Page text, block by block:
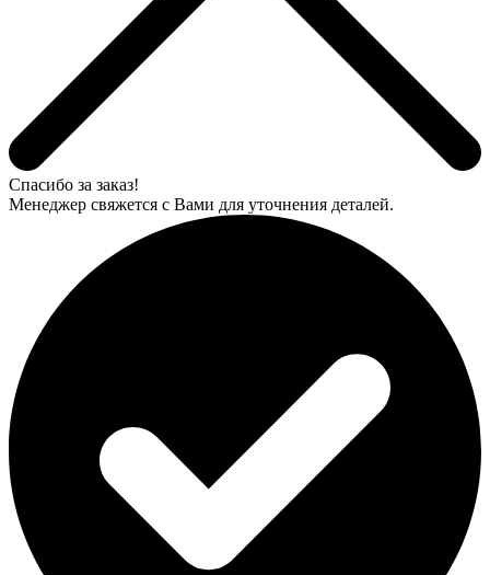
Спасибо за заказ!
Менеджер свяжется с Вами для уточнения деталей.